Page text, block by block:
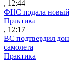
, 12:44
ФНС подала новый
Практика
, 12:17
ВС подтвердил
самолета
Практика